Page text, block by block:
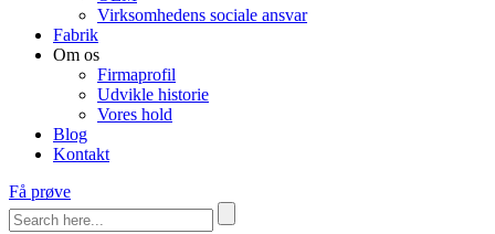
Virksomhedens sociale ansvar
Fabrik
Om os
Firmaprofil
Udvikle historie
Vores hold
Blog
Kontakt
Få prøve